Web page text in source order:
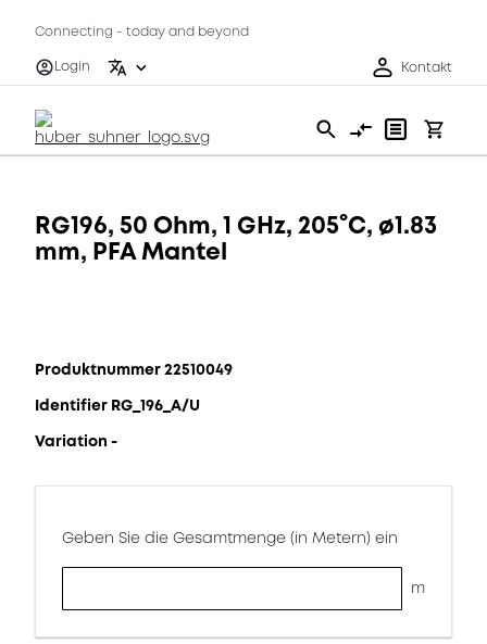
Connecting - today and beyond
Login
Kontakt
RG196, 50 Ohm, 1 GHz, 205°C, ø1.83
mm, PFA Mantel
Produktnummer 22510049
Identifier RG_196_A/U
Variation -
Geben Sie die Gesamtmenge (in Metern) ein
m